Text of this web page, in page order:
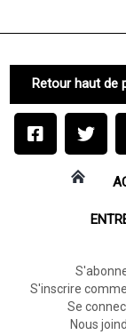
Retour haut de
S'inscrire
Se
Nous